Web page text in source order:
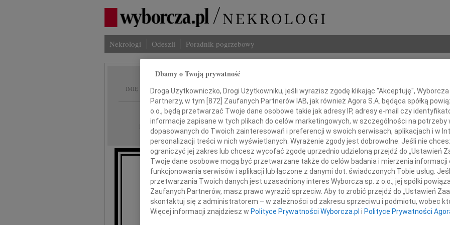
Nekrologi Odeszli Poradnik pogrzebowy
IMIĘ I NAZWISKO: Artur Pyc
REGION: cała Polska
DATA EMISJI: 10.09.2009
Ze smutkiem przyjąłem wiadomość o śmierci
INNE
Z
Z
Z
Z
Dbamy o Twoją prywatność
Droga Użytkowniczko, Drogi Użytkowniku, jeśli wyrazisz zgodę klikając "Akceptuję",
Partnerzy, w tym [ 872 ] Zaufanych Partnerów IAB, jak również Agora S.A. będąca spółką
o.o., będą przetwarzać Twoje dane osobowe takie jak adresy IP, adresy e-mail czy
informacje zapisane w tych plikach do celów marketingowych, w szczególności na potrzeby
dopasowanych do Twoich zainteresowań i preferencji w swoich serwisach, aplikacjach i w
personalizacji treści w nich wyświetlanych. Wyrażenie zgody jest dobrowolne. Jeśli nie
ograniczyć jej zakres lub chcesz wycofać zgodę uprzednio udzieloną przejdź do „Ustawień
Twoje dane osobowe mogą być przetwarzane także do celów badania i mierzenia
funkcjonowania serwisów i aplikacji lub łączone z danymi dot. świadczonych Tobie usług.
przetwarzania Twoich danych jest uzasadniony interes Wyborcza sp. z o.o., jej spółki
Zaufanych Partnerów, masz prawo wyrazić sprzeciw. Aby to zrobić przejdź do „Ustawień
skontaktuj się z administratorem – w zależności od zakresu sprzeciwu i podmiotu, wobec
Więcej informacji znajdziesz w Polityce Prywatności Wyborcza.pl i Polityce Prywatności